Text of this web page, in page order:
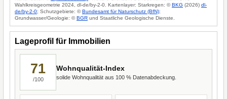
Wahlkreisgeometrie 2024, dl-de/by-2-0. Kartenlayer: Starkregen: ©BKG (2026) dl-
de/by-2-0; Schutzgebiete: ©Bundesamt für Naturschutz (BfN);
Grundwasser/Geologie: ©BGR und Staatliche Geologische Dienste.
Lageprofil für Immobilien
71
/100
Wohnqualität-Index
solide Wohnqualität aus 100 % Datenabdeckung.